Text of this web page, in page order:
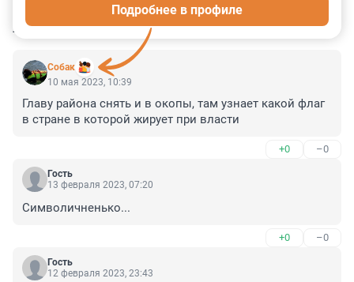
КОММЕНТАРИИ 32
Собак
Подробнее в профиле
10 мая 2023, 10:39
Главу района снять и в окопы, там узнает какой флаг
в стране в которой жирует при власти
+0 –0
Гость
13 февраля 2023, 07:20
Символичненько...
+0 –0
Гость
12 февраля 2023, 23:43